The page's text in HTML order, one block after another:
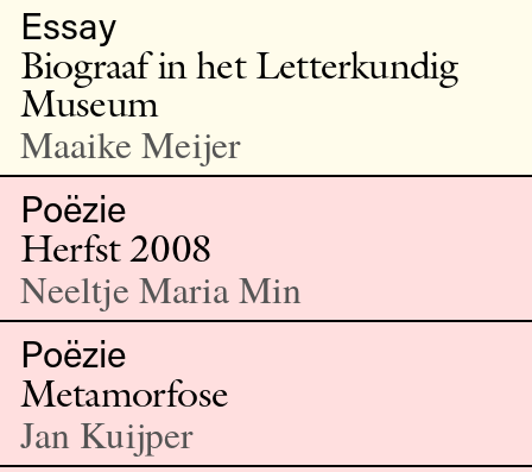
Essay
Biograaf in het Letterkundig
Museum
Maaike Meijer
Poëzie
Herfst 2008
Neeltje Maria Min
Poëzie
Metamorfose
Jan Kuijper